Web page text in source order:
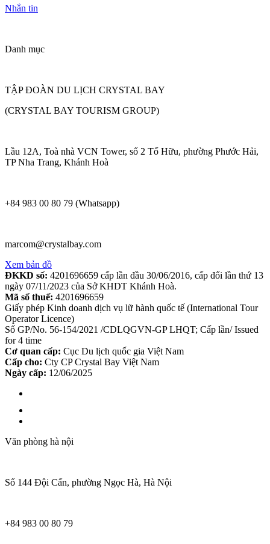
Nhắn tin
Danh mục
TẬP ĐOÀN DU LỊCH CRYSTAL BAY
(CRYSTAL BAY TOURISM GROUP)
Lầu 12A, Toà nhà VCN Tower, số 2 Tố Hữu, phường Phước Hải,
TP Nha Trang, Khánh Hoà
+84 983 00 80 79 (Whatsapp)
marcom@crystalbay.com
Xem bản đồ
ĐKKD số: 4201696659 cấp lần đầu 30/06/2016, cấp đổi lần thứ 13
ngày 07/11/2023 của Sở KHDT Khánh Hoà.
Mã số thuế: 4201696659
Giấy phép Kinh doanh dịch vụ lữ hành quốc tế (International Tour
Operator Licence)
Số GP/No. 56-154/2021 /CDLQGVN-GP LHQT; Cấp lần/ Issued
for 4 time
Cơ quan cấp: Cục Du lịch quốc gia Việt Nam
Cấp cho: Cty CP Crystal Bay Việt Nam
Ngày cấp: 12/06/2025
Văn phòng hà nội
Số 144 Đội Cấn, phường Ngọc Hà, Hà Nội
+84 983 00 80 79